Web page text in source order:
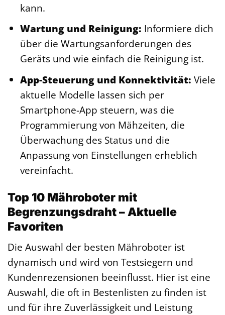
kann.
Wartung und Reinigung: Informiere dich
über die Wartungsanforderungen des
Geräts und wie einfach die Reinigung ist.
App-Steuerung und Konnektivität: Viele
aktuelle Modelle lassen sich per
Smartphone-App steuern, was die
Programmierung von Mähzeiten, die
Überwachung des Status und die
Anpassung von Einstellungen erheblich
vereinfacht.
Top 10 Mähroboter mit
Begrenzungsdraht – Aktuelle
Favoriten
Die Auswahl der besten Mähroboter ist
dynamisch und wird von Testsiegern und
Kundenrezensionen beeinflusst. Hier ist eine
Auswahl, die oft in Bestenlisten zu finden ist
und für ihre Zuverlässigkeit und Leistung